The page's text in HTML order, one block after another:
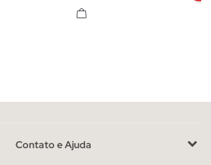
Contato e Ajuda